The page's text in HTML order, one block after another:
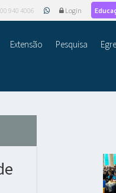
940 4006 Login
Extensão Pesquisa